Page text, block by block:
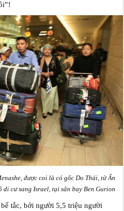
được coi là có gốc Do Thái, từ Ấn
di cư sang Israel, tại sân bay Ben Gurion
tắc, bởi người 5,5 triệu người